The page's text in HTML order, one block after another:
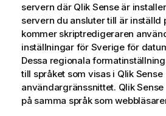
servern där Qlik Senseär
servern du ansluter till är inställd
kommer skriptredigeraren
inställningar för Sverige för
Dessa regionala
till språket som visas i Qlik Sense
användargränssnittet. Qlik Sense
på samma språk som